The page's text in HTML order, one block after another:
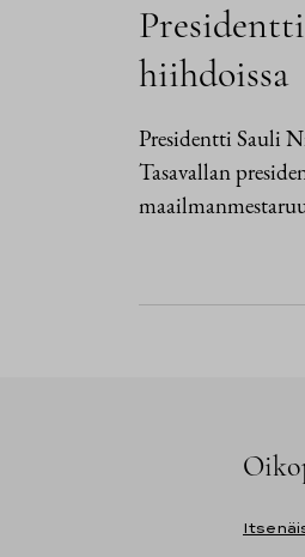
hiihdoissa
Presidentti Sauli
Tasavallan